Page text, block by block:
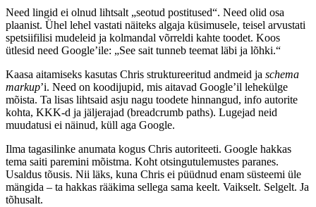
Need lingid ei olnud lihtsalt „seotud postitused“. Need olid osa
plaanist. Ühel lehel vastati näiteks algaja küsimusele, teisel arvustati
spetsiifilisi mudeleid ja kolmandal võrreldi kahte toodet. Koos
ütlesid need Google’ile: „See sait tunneb teemat läbi ja lõhki.“
Kaasa aitamiseks kasutas Chris struktureeritud andmeid ja schema
markup’i. Need on koodijupid, mis aitavad Google’il lehekülge
mõista. Ta lisas lihtsaid asju nagu toodete hinnangud, info autorite
kohta, KKK-d ja jäljerajad (breadcrumb paths). Lugejad neid
muudatusi ei näinud, küll aga Google.
Ilma tagasilinke anumata kogus Chris autoriteeti. Google hakkas
tema saiti paremini mõistma. Koht otsingutulemustes paranes.
Usaldus tõusis. Nii läks, kuna Chris ei püüdnud enam süsteemi üle
mängida – ta hakkas rääkima sellega sama keelt. Vaikselt. Selgelt. Ja
tõhusalt.